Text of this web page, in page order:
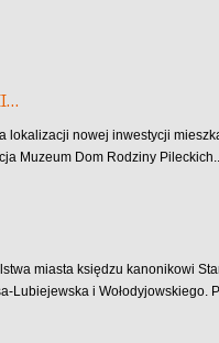
lokalizacji nowej inwestycji
Muzeum Dom Rodziny Pileckich...
miasta księdzu kanonikowi
Lubiejewska i Wołodyjowskiego.